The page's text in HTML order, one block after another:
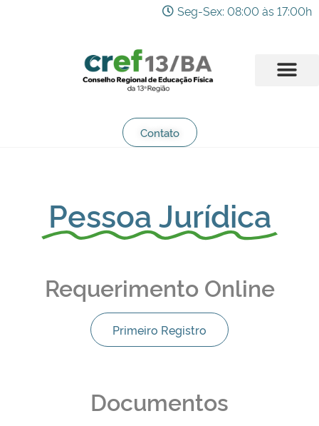
Seg-Sex: 08:00 às 17:00h
Contato
Pessoa Jurídica
Requerimento Online
Primeiro Registro
Documentos